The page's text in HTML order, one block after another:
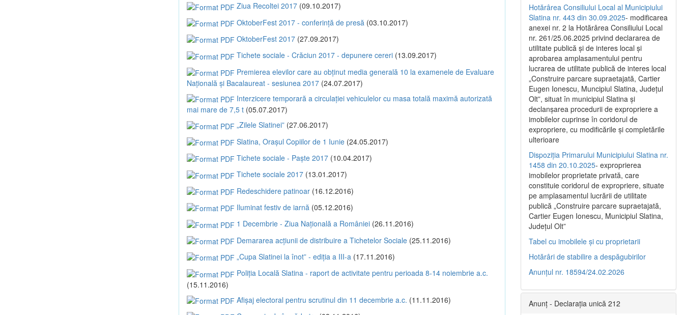
Ziua Recoltei 2017 (09.10.2017)
OktoberFest 2017 - conferință de presă (03.10.2017)
OktoberFest 2017 (27.09.2017)
Tichete sociale - Crăciun 2017 - depunere cereri (13.09.2017)
Premierea elevilor care au obținut media generală 10 la examenele de Evaluare
Națională și Bacalaureat - sesiunea 2017 (24.07.2017)
Interzicere temporară a circulației vehiculelor cu masa totală maximă autorizată
mai mare de 7,5 t (05.07.2017)
„Zilele Slatinei” (27.06.2017)
Slatina, Orașul Copiilor de 1 Iunie (24.05.2017)
Tichete sociale - Paște 2017 (10.04.2017)
Tichete sociale 2017 (13.01.2017)
Redeschidere patinoar (16.12.2016)
Iluminat festiv de iarnă (05.12.2016)
1 Decembrie - Ziua Națională a României (26.11.2016)
Demararea acțiunii de distribuire a Tichetelor Sociale (25.11.2016)
„Cupa Slatinei la înot” - ediția a III-a (17.11.2016)
Poliția Locală Slatina - raport de activitate pentru perioada 8-14 noiembrie a.c.
(15.11.2016)
Afișaj electoral pentru scrutinul din 11 decembrie a.c. (11.11.2016)
Hotărârea Consiliului Local al Municipiului
Slatina nr. 443 din 30.09.2025- modificarea
anexei nr. 2 la Hotărârea Consiliului Local
nr. 261/25.06.2025 privind declararea de
utilitate publică şi de interes local şi
aprobarea amplasamentului pentru
lucrarea de utilitate publică de interes local
„Construire parcare supraetajată, Cartier
Eugen Ionescu, Muncipiul Slatina, Judeţul
Olt”, situat în municipiul Slatina şi
declanşarea procedurii de expropriere a
imobilelor cuprinse în coridorul de
expropriere, cu modificările şi completările
ulterioare
Dispoziția Primarului Municipiului Slatina nr.
1458 din 20.10.2025- exproprierea
imobilelor proprietate privată, care
constituie coridorul de expropriere, situate
pe amplasamentul lucrării de utilitate
publică „Construire parcare supraetajată,
Cartier Eugen Ionescu, Municipiul Slatina,
Județul Olt”
Tabel cu imobilele și cu proprietarii
Hotărâri de stabilire a despăgubirilor
Anunțul nr. 18594/24.02.2026
Anunț - Declarația unică 212